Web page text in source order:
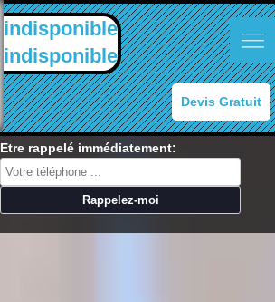
indisponible
indisponible
Devis Gratuit
Etre rappelé immédiatement: